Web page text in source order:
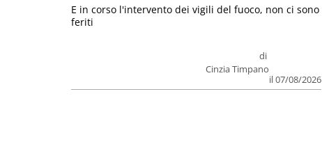
di
Cinzia Timpano
il 07/08/2026
E in corso l'intervento dei vigili del fuoco, non ci sono
feriti